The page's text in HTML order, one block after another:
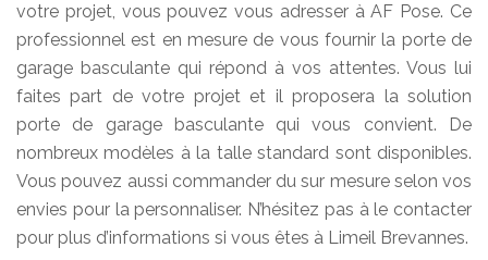
votre projet, vous pouvez vous adresser à AF Pose. Ce
professionnel est en mesure de vous fournir la porte de
garage basculante qui répond à vos attentes. Vous lui
faites part de votre projet et il proposera la solution
porte de garage basculante qui vous convient. De
nombreux modèles à la talle standard sont disponibles.
Vous pouvez aussi commander du sur mesure selon vos
envies pour la personnaliser. N’hésitez pas à le contacter
pour plus d’informations si vous êtes à Limeil Brevannes.